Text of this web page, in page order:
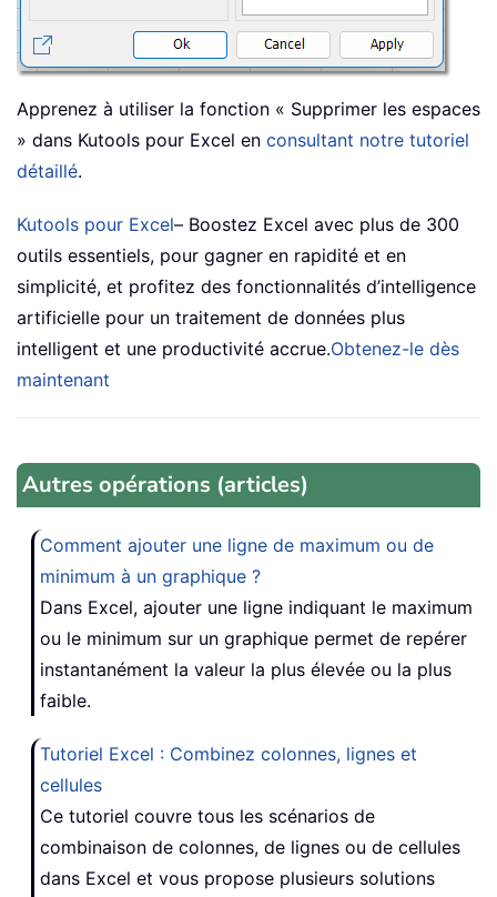
Apprenez à utiliser la fonction « Supprimer les espaces
» dans Kutools pour Excel en consultant notre tutoriel
détaillé.
Kutools pour Excel– Boostez Excel avec plus de 300
outils essentiels, pour gagner en rapidité et en
simplicité, et profitez des fonctionnalités d’intelligence
artificielle pour un traitement de données plus
intelligent et une productivité accrue.Obtenez-le dès
maintenant
Autres opérations (articles)
Comment ajouter une ligne de maximum ou de
minimum à un graphique ?
Dans Excel, ajouter une ligne indiquant le maximum
ou le minimum sur un graphique permet de repérer
instantanément la valeur la plus élevée ou la plus
faible.
Tutoriel Excel : Combinez colonnes, lignes et
cellules
Ce tutoriel couvre tous les scénarios de
combinaison de colonnes, de lignes ou de cellules
dans Excel et vous propose plusieurs solutions